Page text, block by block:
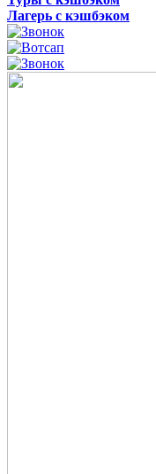
Лагерь с кэшбэком